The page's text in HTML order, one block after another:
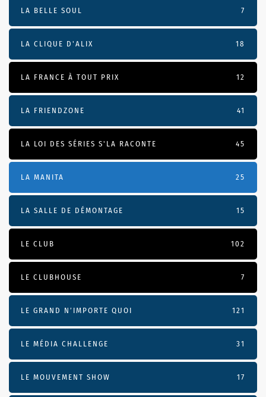
LA BELLE SOUL 7
LA CLIQUE D'ALIX 18
LA FRANCE À TOUT PRIX 12
LA FRIENDZONE 41
LA LOI DES SÉRIES S'LA RACONTE 45
LA MANITA 25
LA SALLE DE DÉMONTAGE 15
LE CLUB 102
LE CLUBHOUSE 7
LE GRAND N’IMPORTE QUOI 121
LE MÉDIA CHALLENGE 31
LE MOUVEMENT SHOW 17